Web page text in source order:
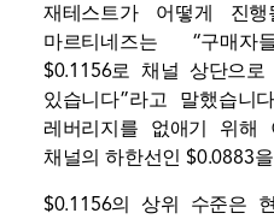
재테스트가 어떻게 진
마르티네즈는 “구매
$0.1156로 채널 상단으
있습니다”라고 말했습니
레버리지를 없애기 위해
채널의 하한선인 $0.0883
$0.1156의 상위 수준은